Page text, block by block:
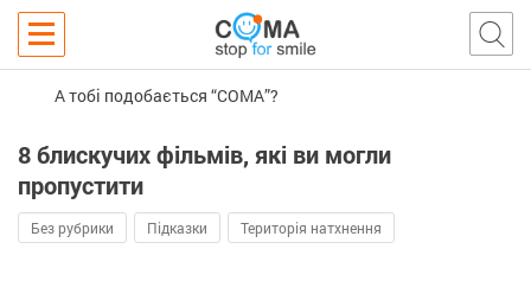
А тобі подобається “COMA”?
8 блискучих фільмів, які ви могли
пропустити
Без рубрики Підказки Територія натхнення